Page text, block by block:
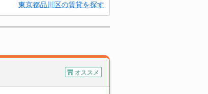
東京都品川区の賃貸を探す
オススメ